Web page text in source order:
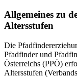
Allgemeines zu
Altersstufen
Die
Pfadfinder und
Österreichs (PPÖ)
Altersstufen